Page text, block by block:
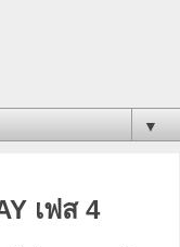
▼
เฟส 4